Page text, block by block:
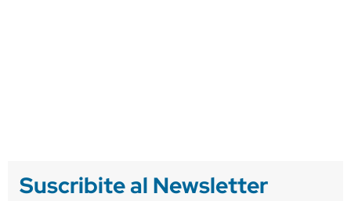
Suscribite al Newsletter